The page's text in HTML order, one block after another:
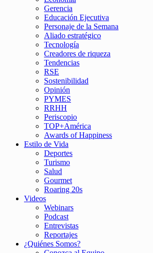
Gerencia
Educación Ejecutiva
Personaje de la Semana
Aliado estratégico
Tecnología
Creadores de riqueza
Tendencias
RSE
Sostenibilidad
Opinión
PYMES
RRHH
Periscopio
TOP+América
Awards of Happiness
Estilo de Vida
Deportes
Turismo
Salud
Gourmet
Roaring 20s
Videos
Webinars
Podcast
Entrevistas
Reportajes
¿Quiénes Somos?